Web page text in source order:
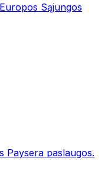
Sąjungos
Paysera paslaugos.